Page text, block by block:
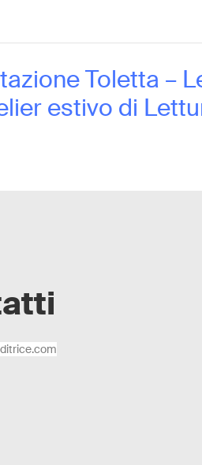
Toletta –
estivo di